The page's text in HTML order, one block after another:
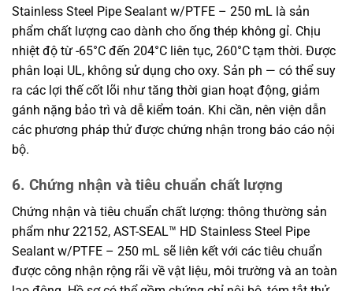
Stainless Steel Pipe Sealant w/PTFE – 250 mL là sản
phẩm chất lượng cao dành cho ống thép không gỉ. Chịu
nhiệt độ từ -65°C đến 204°C liên tục, 260°C tạm thời. Được
phân loại UL, không sử dụng cho oxy. Sản ph — có thể suy
ra các lợi thế cốt lõi như tăng thời gian hoạt động, giảm
gánh nặng bảo trì và dễ kiểm toán. Khi cần, nên viện dẫn
các phương pháp thử được chứng nhận trong báo cáo nội
bộ.
6. Chứng nhận và tiêu chuẩn chất lượng
Chứng nhận và tiêu chuẩn chất lượng: thông thường sản
phẩm như 22152, AST-SEAL™ HD Stainless Steel Pipe
Sealant w/PTFE – 250 mL sẽ liên kết với các tiêu chuẩn
được công nhận rộng rãi về vật liệu, môi trường và an toàn